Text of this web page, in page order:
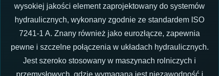
wysokiej jakości element zaprojektowany do systemów
hydraulicznych, wykonany zgodnie ze standardem ISO
7241-1 A. Znany również jako eurozłącze, zapewnia
pewne i szczelne połączenia w układach hydraulicznych.
Jest szeroko stosowany w maszynach rolniczych i
przemysłowych, gdzie wymagana jest niezawodność i